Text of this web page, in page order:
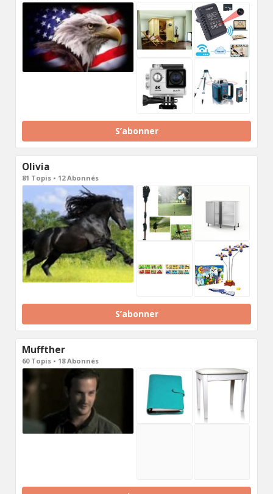
S’abonner
Olivia
81 Topis • 12 Abonnés
S’abonner
Muffther
60 Topis • 18 Abonnés